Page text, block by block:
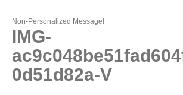
Non-Personalized Message!
IMG-
0d51d82a-V